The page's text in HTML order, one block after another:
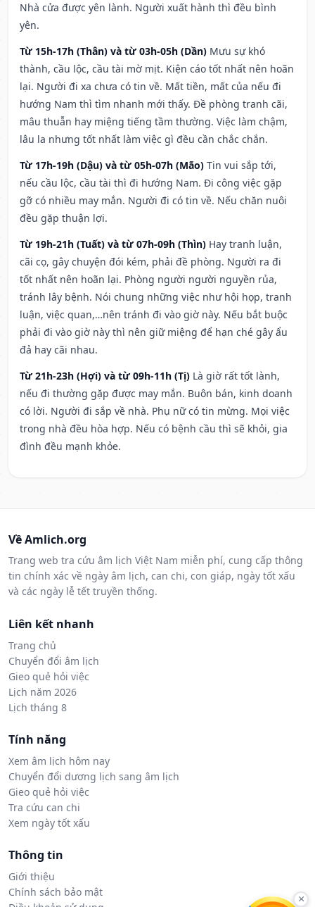
Nhà cửa được yên lành. Người xuất hành thì đều bình
yên.
Từ 15h-17h (Thân) và từ 03h-05h (Dần) Mưu sự khó
thành, cầu lộc, cầu tài mờ mịt. Kiện cáo tốt nhất nên hoãn
lại. Người đi xa chưa có tin về. Mất tiền, mất của nếu đi
hướng Nam thì tìm nhanh mới thấy. Đề phòng tranh cãi,
mâu thuẫn hay miệng tiếng tầm thường. Việc làm chậm,
lâu la nhưng tốt nhất làm việc gì đều cần chắc chắn.
Từ 17h-19h (Dậu) và từ 05h-07h (Mão) Tin vui sắp tới,
nếu cầu lộc, cầu tài thì đi hướng Nam. Đi công việc gặp
gỡ có nhiều may mắn. Người đi có tin về. Nếu chăn nuôi
đều gặp thuận lợi.
Từ 19h-21h (Tuất) và từ 07h-09h (Thìn) Hay tranh luận,
cãi cọ, gây chuyện đói kém, phải đề phòng. Người ra đi
tốt nhất nên hoãn lại. Phòng người người nguyền rủa,
tránh lây bệnh. Nói chung những việc như hội họp, tranh
luận, việc quan,…nên tránh đi vào giờ này. Nếu bắt buộc
phải đi vào giờ này thì nên giữ miệng để hạn ché gây ẩu
đả hay cãi nhau.
Từ 21h-23h (Hợi) và từ 09h-11h (Tị) Là giờ rất tốt lành,
nếu đi thường gặp được may mắn. Buôn bán, kinh doanh
có lời. Người đi sắp về nhà. Phụ nữ có tin mừng. Mọi việc
trong nhà đều hòa hợp. Nếu có bệnh cầu thì sẽ khỏi, gia
đình đều mạnh khỏe.
Về Amlich.org
Trang web tra cứu âm lịch Việt Nam miễn phí, cung cấp thông
tin chính xác về ngày âm lịch, can chi, con giáp, ngày tốt xấu
và các ngày lễ tết truyền thống.
Liên kết nhanh
Trang chủ
Chuyển đổi âm lịch
Gieo quẻ hỏi việc
Lịch năm 2026
Lịch tháng 8
Tính năng
Xem âm lịch hôm nay
Chuyển đổi dương lịch sang âm lịch
Gieo quẻ hỏi việc
Tra cứu can chi
Xem ngày tốt xấu
Thông tin
Giới thiệu
Chính sách bảo mật
×